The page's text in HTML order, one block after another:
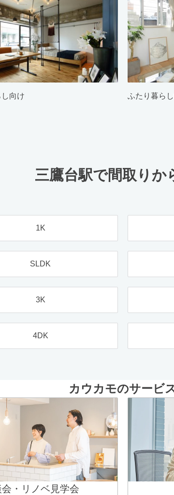
向け ふたり暮ら
三鷹台駅で間取りか
1K
SLDK
3K
4DK
カウカモのサービ
・リノベ見学会